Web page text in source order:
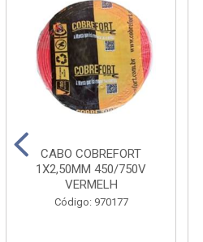
CABO COBREFORT
1X2,50MM 450/750V
VERMELH
Código: 970177